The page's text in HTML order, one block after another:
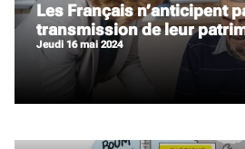
Les Français n’anticipent
transmission de leur
jeudi 16 mai 2024